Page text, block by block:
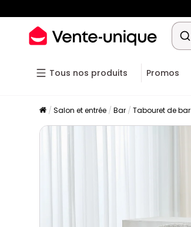
Tous nos produits Promos
Salon et entrée Bar Tabouret de bar